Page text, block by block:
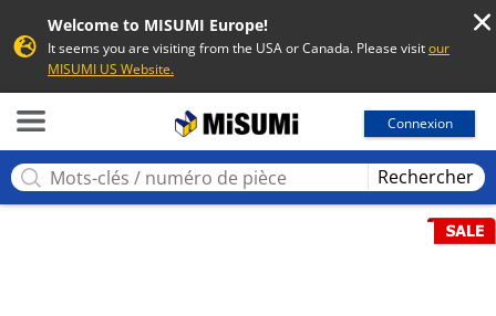
Welcome to MISUMI Europe!
It seems you are visiting from the USA or Canada. Please visitour
MISUMI US Website.
Connexion
Rechercher